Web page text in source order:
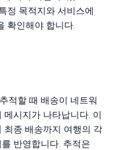
정 목적지와 서비스에
확인해야 합니다.
적할 때 배송이 네트워
시지가 나타납니다. 이
최종 배송까지 여행의 각
반영합니다. 추적은